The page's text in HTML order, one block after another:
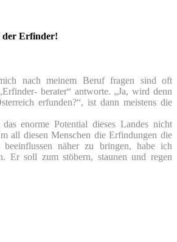
der Erfinder!
nach meinem Beruf fragen sind oft
berater“ antworte. „Ja, wird denn
erfunden?“, ist dann meistens die
enorme Potential dieses Landes nicht
all diesen Menschen die Erfindungen die
beeinflussen näher zu bringen, habe ich
Er soll zum stöbern, staunen und regen